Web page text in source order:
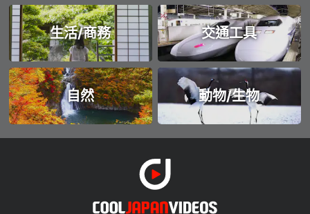
生活/商務 交通工具
自然 動物/生物